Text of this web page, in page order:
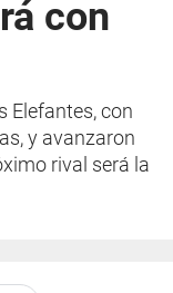
con
Elefantes, con
y avanzaron
rival será la